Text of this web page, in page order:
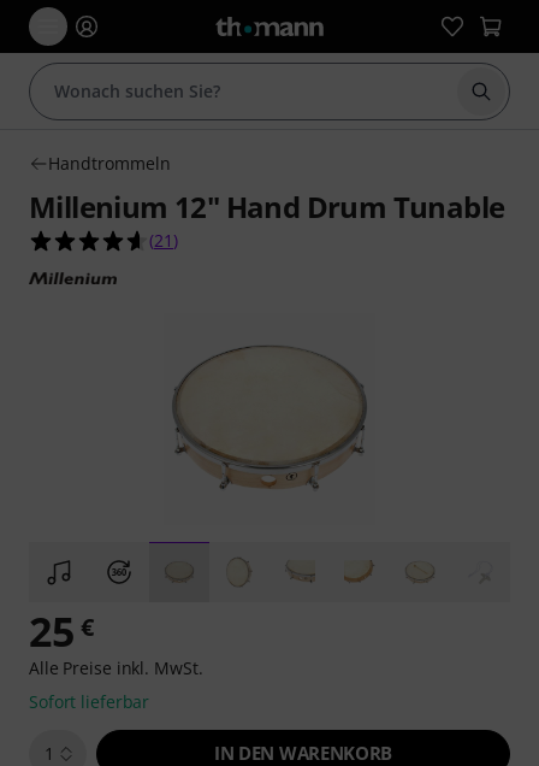
Suche
Handtrommeln
Millenium 12" Hand Drum Tunable
4.6 von 5 Sternen aus 21 Kundenbewertungen
(21 )
25 €
Alle Preise inkl. MwSt.
Sofort lieferbar
1 IN DEN WARENKORB